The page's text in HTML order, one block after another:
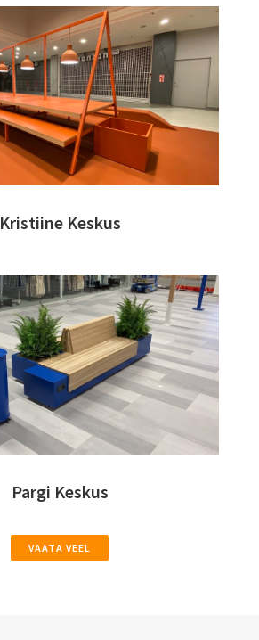
Kristiine Keskus
Pargi Keskus
VAATA VEEL